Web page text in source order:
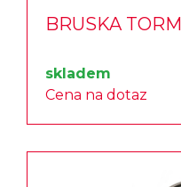
BRUSKA
skladem
Cena na dotaz